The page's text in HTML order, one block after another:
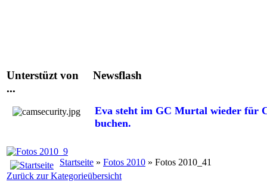
Unterstüzt von
...
Newsflash
Eva steht im GC Murtal wieder für
buchen.
Startseite » Fotos 2010 » Fotos 2010_41
Zurück zur Kategorieübersicht